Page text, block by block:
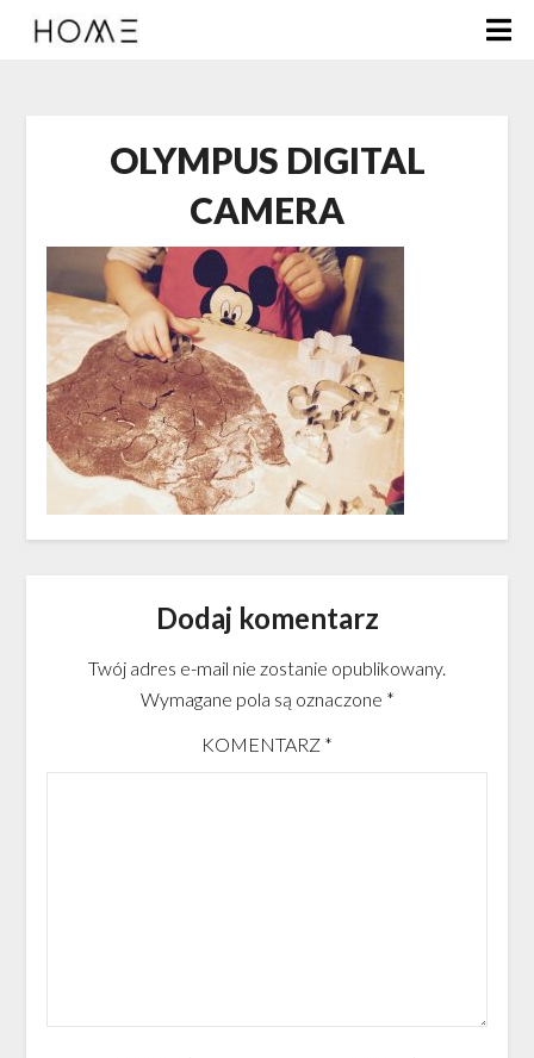
OLYMPUS DIGITAL
CAMERA
Dodaj komentarz
Twój adres e-mail nie zostanie opublikowany.
Wymagane pola są oznaczone *
KOMENTARZ *